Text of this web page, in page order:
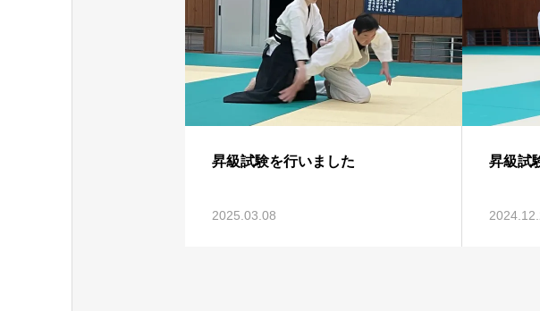
昇級試験を行いました
2025.03.08
昇級試